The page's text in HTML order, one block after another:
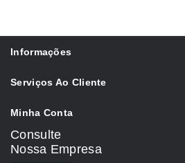
Informações
Serviços Ao Cliente
Minha Conta
Consulte
Nossa Empresa